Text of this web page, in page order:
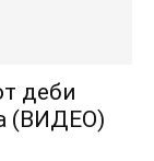
деби
(ВИДЕО)